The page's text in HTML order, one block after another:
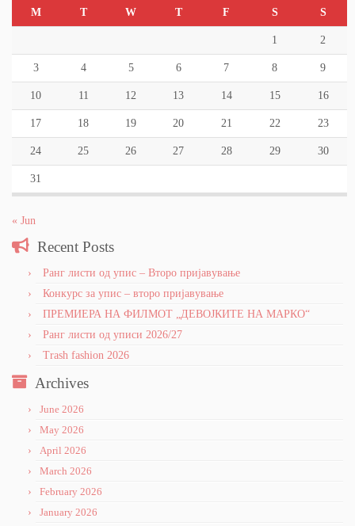
M T W T F S S
1 2
3 4 5 6 7 8 9
10 11 12 13 14 15 16
17 18 19 20 21 22 23
24 25 26 27 28 29 30
31
« Jun
Recent Posts
Ранг листи од упис – Второ пријавување
Конкурс за упис – второ пријавување
ПРЕМИЕРА НА ФИЛМОТ „ДЕВОЈКИТЕ НА МАРКО“
Ранг листи од уписи 2026/27
Trash fashion 2026
Archives
June 2026
May 2026
April 2026
March 2026
February 2026
January 2026